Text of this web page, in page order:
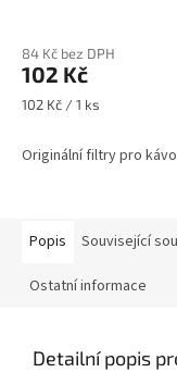
84 Kč bez DPH
102 Kč
Měrná
102 Kč / 1 ks
Originální filtry pro
Popis Související
Ostatní informace
Detailní popis